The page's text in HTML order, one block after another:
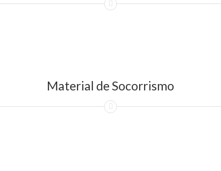
Material de Socorrismo